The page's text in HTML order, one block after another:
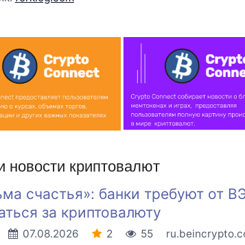
новости криптовалют
счастья»: банки требуют от
за криптовалюту
07.08.2026 2 55